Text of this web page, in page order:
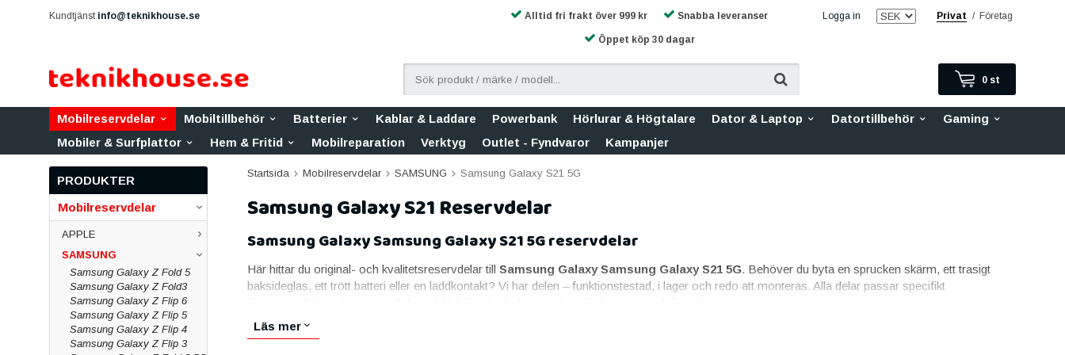
Kundtjänst info@teknikhouse.se Logga in Privat / Företag
Alltid fri frakt över 999 kr Snabba leveranser
Öppet köp 30 dagar
0 st
Mobilreservdelar Mobiltillbehör Batterier Kablar & Laddare Powerbank Hörlurar & Högtalare Dator & Laptop Datortillbehör
Gaming
Mobiler & Surfplattor
Hem & Fritid Mobilreparation Verktyg Outlet - Fyndvaror Kampanjer
PRODUKTER
Mobilreservdelar
APPLE
SAMSUNG
Samsung Galaxy Z Fold 5
Samsung Galaxy Z Fold3
Samsung Galaxy Z Flip 6
Samsung Galaxy Z Flip 5
Samsung Galaxy Z Flip 4
Samsung Galaxy Z Flip 3
Startsida Mobilreservdelar SAMSUNG Samsung Galaxy S21 5G
Samsung Galaxy S21 Reservdelar
Samsung Galaxy Samsung Galaxy S21 5G reservdelar
Här hittar du original- och kvalitetsreservdelar till Samsung Galaxy Samsung Galaxy S21 5G. Behöver du byta en sprucken skärm, ett trasigt
baksideglas, ett trött batteri eller en laddkontakt? Vi har delen – funktionstestad, i lager och redo att monteras. Alla delar passar specifikt
Skärmar till Samsung Galaxy Samsung Galaxy S21 5G
Läs mer